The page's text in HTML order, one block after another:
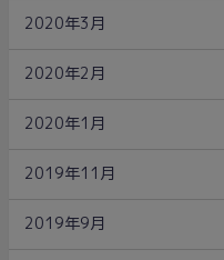
2020年3月
2020年2月
2020年1月
2019年11月
2019年9月